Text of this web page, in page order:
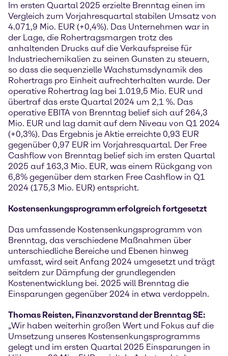
Im ersten Quartal 2025 erzielte Brenntag einen im
Vergleich zum Vorjahresquartal stabilen Umsatz von
4.071,9 Mio. EUR (+0,4%). Das Unternehmen war in
der Lage, die Rohertragsmargen trotz des
anhaltenden Drucks auf die Verkaufspreise für
Industriechemikalien zu seinen Gunsten zu steuern,
so dass die sequenzielle Wachstumsdynamik des
Rohertrags pro Einheit aufrechterhalten wurde. Der
operative Rohertrag lag bei 1.019,5 Mio. EUR und
übertraf das erste Quartal 2024 um 2,1 %. Das
operative EBITA von Brenntag belief sich auf 264,3
Mio. EUR und lag damit auf dem Niveau von Q1 2024
(+0,3%). Das Ergebnis je Aktie erreichte 0,93 EUR
gegenüber 0,97 EUR im Vorjahresquartal. Der Free
Cashflow von Brenntag belief sich im ersten Quartal
2025 auf 163,3 Mio. EUR, was einem Rückgang von
6,8% gegenüber dem starken Free Cashflow in Q1
2024 (175,3 Mio. EUR) entspricht.
Kostensenkungsprogramm erfolgreich fortgesetzt
Das umfassende Kostensenkungsprogramm von
Brenntag, das verschiedene Maßnahmen über
unterschiedliche Bereiche und Ebenen hinweg
umfasst, wird seit Anfang 2024 umgesetzt und trägt
seitdem zur Dämpfung der grundlegenden
Kostenentwicklung bei. 2025 will Brenntag die
Einsparungen gegenüber 2024 in etwa verdoppeln.
Thomas Reisten, Finanzvorstand der Brenntag SE:
„Wir haben weiterhin großen Wert und Fokus auf die
Umsetzung unseres Kostensenkungsprogramms
gelegt und im ersten Quartal 2025 Einsparungen in